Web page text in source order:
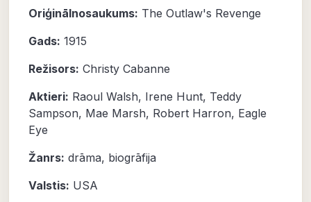
Oriģinālnosaukums: The Outlaw's Revenge
Gads: 1915
Režisors: Christy Cabanne
Aktieri: Raoul Walsh, Irene Hunt, Teddy
Sampson, Mae Marsh, Robert Harron, Eagle
Eye
Žanrs: drāma, biogrāfija
Valstis: USA